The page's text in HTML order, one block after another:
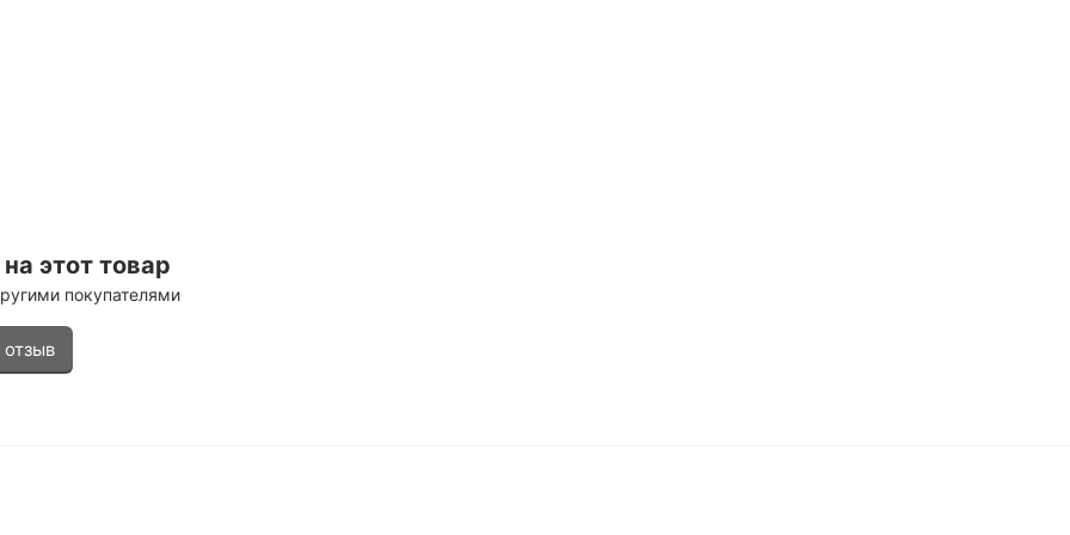
этот товар
покупателями